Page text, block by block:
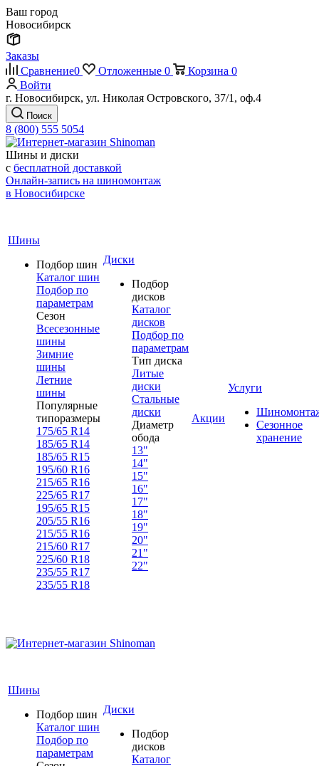
Ваш город
Новосибирск
Заказы
Сравнение0 Отложенные 0 Корзина 0
Войти
г. Новосибирск, ул. Николая Островского, 37/1, оф.4
Поиск
8 (800) 555 5054
Шины и диски
с бесплатной доставкой
Онлайн-запись на шиномонтаж
в Новосибирске
Шины
Подбор шин
Каталог шин
Подбор по
параметрам
Сезон
Всесезонные
шины
Зимние
шины
Летние
шины
Популярные
типоразмеры
175/65 R14
185/65 R14
185/65 R15
195/60 R16
215/65 R16
225/65 R17
195/65 R15
205/55 R16
215/55 R16
215/60 R17
225/60 R18
235/55 R17
235/55 R18
Диски
Подбор
дисков
Каталог
дисков
Подбор по
параметрам
Тип диска
Литые
диски
Стальные
диски
Диаметр
обода
13"
14"
15"
16"
17"
18"
19"
20"
21"
22"
Акции
Услуги
Сезонное
хранение
Шины
Подбор шин
Каталог шин
Подбор по
параметрам
Диски
Подбор
дисков
Каталог